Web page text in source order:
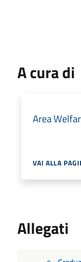
A cura di
Area
VAI ALLA
Allegati